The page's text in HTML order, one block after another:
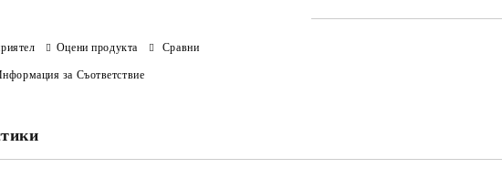
Оцени продукта Сравни
за Съответствие